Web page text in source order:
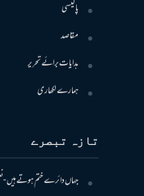
پالیسی
مقاصد
ہدایات برائے تحریر
ہمارے لکھاری
تازہ تبصرے
جہاں دائرے ختم ہوتے ہیں-